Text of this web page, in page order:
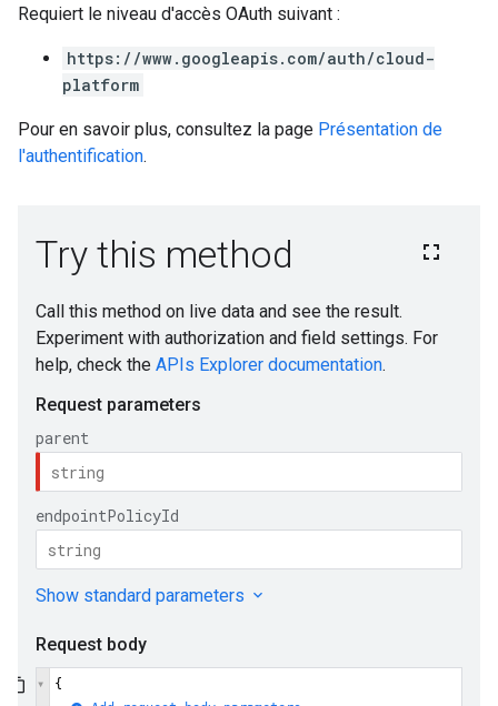
Requiert le niveau d'accès OAuth suivant :
https://www.googleapis.com/auth/cloud-
platform
Pour en savoir plus, consultez la page Présentation de
l'authentification.